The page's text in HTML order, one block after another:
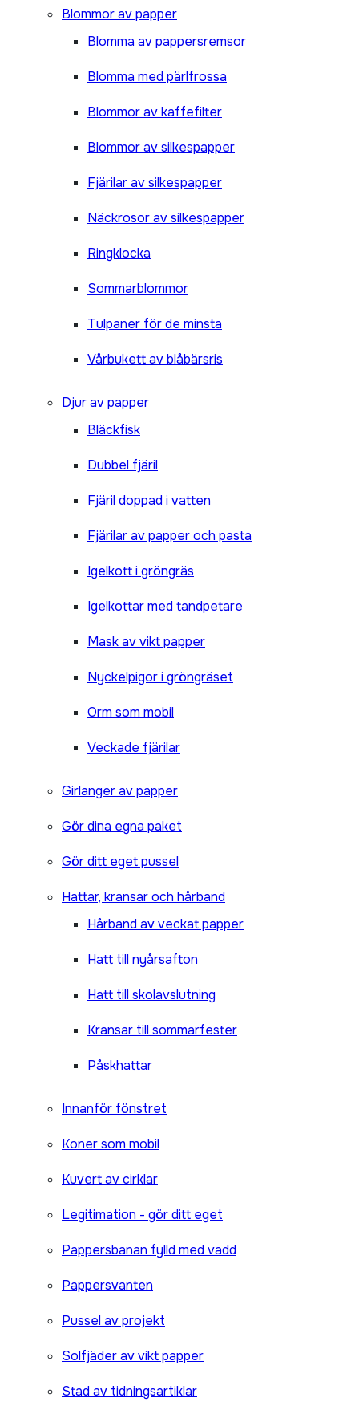
Blommor av papper
Blomma av pappersremsor
Blomma med pärlfrossa
Blommor av kaffefilter
Blommor av silkespapper
Fjärilar av silkespapper
Näckrosor av silkespapper
Ringklocka
Sommarblommor
Tulpaner för de minsta
Vårbukett av blåbärsris
Djur av papper
Bläckfisk
Dubbel fjäril
Fjäril doppad i vatten
Fjärilar av papper och pasta
Igelkott i gröngräs
Igelkottar med tandpetare
Mask av vikt papper
Nyckelpigor i gröngräset
Orm som mobil
Veckade fjärilar
Girlanger av papper
Gör dina egna paket
Gör ditt eget pussel
Hattar, kransar och hårband
Hårband av veckat papper
Hatt till nyårsafton
Hatt till skolavslutning
Kransar till sommarfester
Påskhattar
Innanför fönstret
Koner som mobil
Kuvert av cirklar
Legitimation - gör ditt eget
Pappersbanan fylld med vadd
Pappersvanten
Pussel av projekt
Solfjäder av vikt papper
Stad av tidningsartiklar